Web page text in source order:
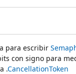
para escribir
con signo para
.CancellationToken